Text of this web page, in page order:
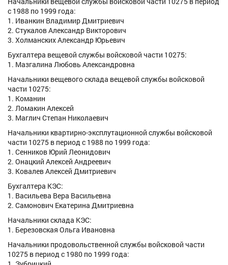
с 1988 по 1999 года:
1. Иванкин Владимир Дмитриевич
2. Стукалов Александр Викторович
3. Холманских Александр Юрьевич
Бухгалтера вещевой службы войсковой части 10275:
1. Мазгалина Любовь Александровна
Начальники вещевого склада вещевой службы войсковой
части 10275:
1. Команин
2. Ломакин Алексей
3. Маглич Степан Николаевич
Начальники квартирно-эксплутационной службы войсковой
части 10275 в период с 1988 по 1999 года:
1. Сенников Юрий Леонидович
2. Онацкий Алексей Андреевич
3. Ковалев Алексей Дмитриевич
Бухгалтера КЭС:
1. Васильева Вера Васильевна
2. Самонович Екатерина Дмитриевна
Начальники склада КЭС:
1. Березовская Ольга Ивановна
Начальники продовольственной службы войсковой части
10275 в период с 1980 по 1999 года: